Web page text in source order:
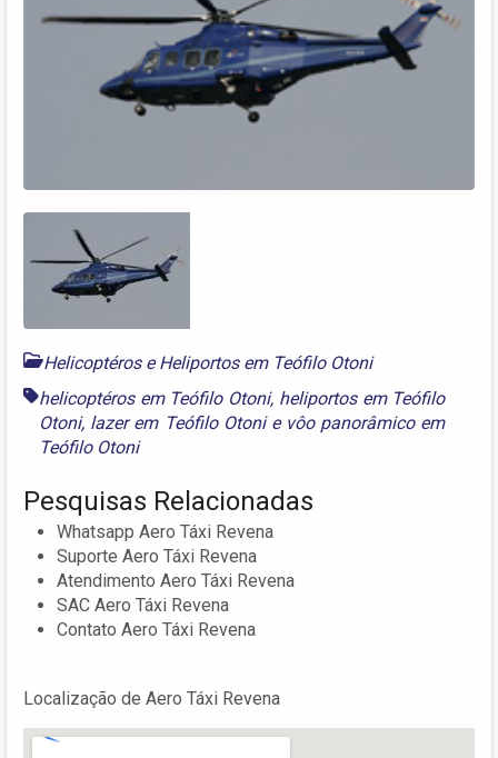
Helicoptéros e Heliportos em Teófilo Otoni
helicoptéros em Teófilo Otoni, heliportos em Teófilo
Otoni, lazer em Teófilo Otonie vôo panorâmico em
Teófilo Otoni
Pesquisas Relacionadas
Whatsapp Aero Táxi Revena
Suporte Aero Táxi Revena
Atendimento Aero Táxi Revena
SAC Aero Táxi Revena
Contato Aero Táxi Revena
Localização de Aero Táxi Revena